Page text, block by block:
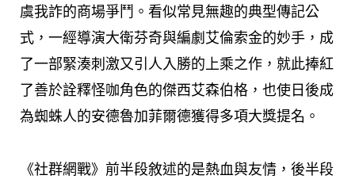
虞我詐的商場爭鬥。看似常見無趣的典型傳記公
式，一經導演大衛芬奇與編劇艾倫索金的妙手，成
了一部緊湊刺激又引人入勝的上乘之作，就此捧紅
了善於詮釋怪咖角色的傑西艾森伯格，也使日後成
為蜘蛛人的安德魯加菲爾德獲得多項大獎提名。
《社群網戰》前半段敘述的是熱血與友情，後半段